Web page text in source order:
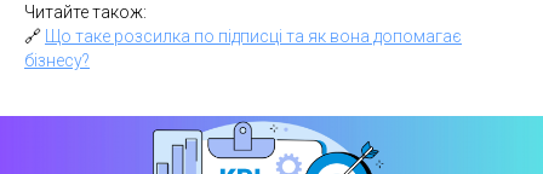
Читайте також:
🔗 Що таке розсилка по підписці та як вона допомагає
бізнесу?